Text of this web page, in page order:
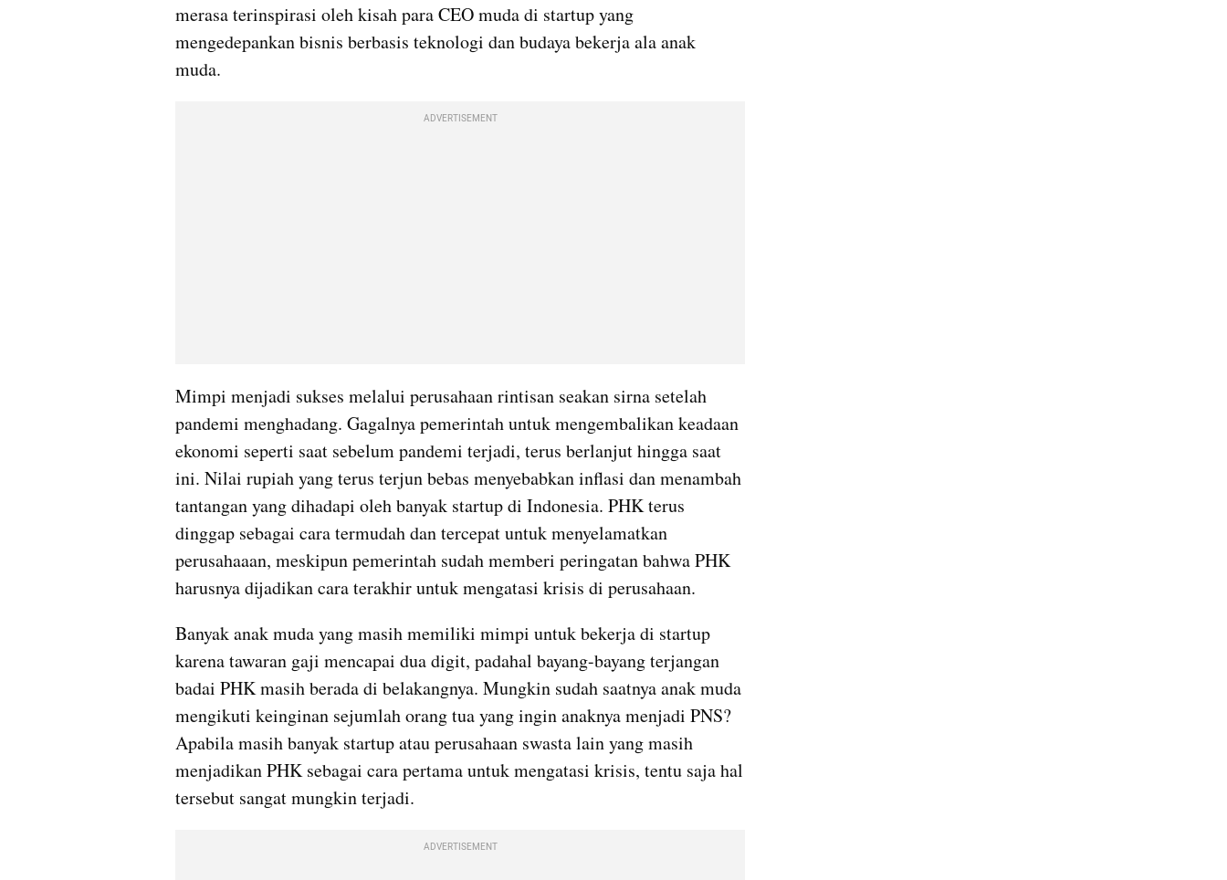
merasa terinspirasi oleh kisah para CEO muda di startup yang
mengedepankan bisnis berbasis teknologi dan budaya bekerja ala anak
muda.
ADVERTISEMENT
Mimpi menjadi sukses melalui perusahaan rintisan seakan sirna setelah
pandemi menghadang. Gagalnya pemerintah untuk mengembalikan keadaan
ekonomi seperti saat sebelum pandemi terjadi, terus berlanjut hingga saat
ini. Nilai rupiah yang terus terjun bebas menyebabkan inflasi dan menambah
tantangan yang dihadapi oleh banyak startup di Indonesia. PHK terus
dinggap sebagai cara termudah dan tercepat untuk menyelamatkan
perusahaaan, meskipun pemerintah sudah memberi peringatan bahwa PHK
harusnya dijadikan cara terakhir untuk mengatasi krisis di perusahaan.
Banyak anak muda yang masih memiliki mimpi untuk bekerja di startup
karena tawaran gaji mencapai dua digit, padahal bayang-bayang terjangan
badai PHK masih berada di belakangnya. Mungkin sudah saatnya anak muda
mengikuti keinginan sejumlah orang tua yang ingin anaknya menjadi PNS?
Apabila masih banyak startup atau perusahaan swasta lain yang masih
menjadikan PHK sebagai cara pertama untuk mengatasi krisis, tentu saja hal
tersebut sangat mungkin terjadi.
ADVERTISEMENT